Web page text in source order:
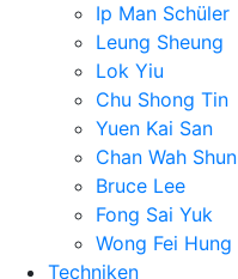
Ip Man Schüler
Leung Sheung
Lok Yiu
Chu Shong Tin
Yuen Kai San
Chan Wah Shun
Bruce Lee
Fong Sai Yuk
Wong Fei Hung
Techniken